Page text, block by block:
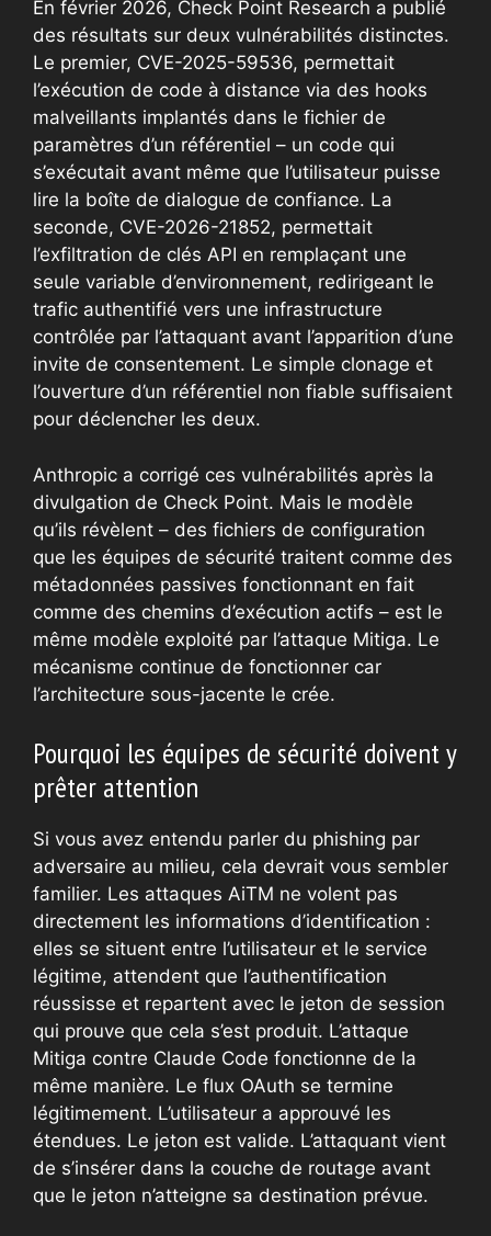
En février 2026, Check Point Research a publié
des résultats sur deux vulnérabilités distinctes.
Le premier, CVE-2025-59536, permettait
l’exécution de code à distance via des hooks
malveillants implantés dans le fichier de
paramètres d’un référentiel – un code qui
s’exécutait avant même que l’utilisateur puisse
lire la boîte de dialogue de confiance. La
seconde, CVE-2026-21852, permettait
l’exfiltration de clés API en remplaçant une
seule variable d’environnement, redirigeant le
trafic authentifié vers une infrastructure
contrôlée par l’attaquant avant l’apparition d’une
invite de consentement. Le simple clonage et
l’ouverture d’un référentiel non fiable suffisaient
pour déclencher les deux.
Anthropic a corrigé ces vulnérabilités après la
divulgation de Check Point. Mais le modèle
qu’ils révèlent – ​​des fichiers de configuration
que les équipes de sécurité traitent comme des
métadonnées passives fonctionnant en fait
comme des chemins d’exécution actifs – est le
même modèle exploité par l’attaque Mitiga. Le
mécanisme continue de fonctionner car
l’architecture sous-jacente le crée.
Pourquoi les équipes de sécurité doivent y
prêter attention
Si vous avez entendu parler du phishing par
adversaire au milieu, cela devrait vous sembler
familier. Les attaques AiTM ne volent pas
directement les informations d’identification :
elles se situent entre l’utilisateur et le service
légitime, attendent que l’authentification
réussisse et repartent avec le jeton de session
qui prouve que cela s’est produit. L’attaque
Mitiga contre Claude Code fonctionne de la
même manière. Le flux OAuth se termine
légitimement. L’utilisateur a approuvé les
étendues. Le jeton est valide. L’attaquant vient
de s’insérer dans la couche de routage avant
que le jeton n’atteigne sa destination prévue.